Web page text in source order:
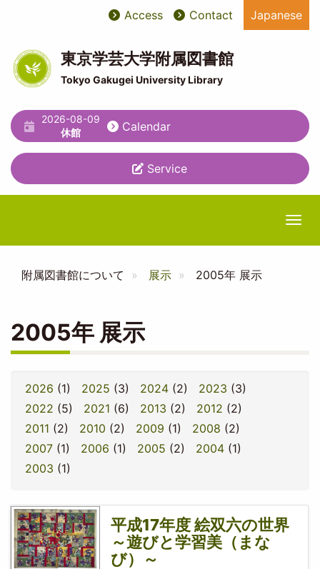
content
User
account
menu
ユ
ー
テ
ィ
リ
テ
ィ
メ
ュ
ー
Access Contact Japanese
東京学芸大学附属図書館
Tokyo Gakugei University Library
2026-08-09
休館
Calendar
Service
附属図書館について 展示 2005年 展示
2005年 展示
2026 (1) 2025 (3) 2024(2) 2023 (3)
2022 (5) 2021 (6) 2013 (2) 2012 (2)
2011 (2) 2010 (2) 2009 (1) 2008 (2)
2007(1) 2006 (1) 2005 (2) 2004(1)
2003 (1)
平成17年度 絵双六の世界
～遊びと学習美（まな
び）～